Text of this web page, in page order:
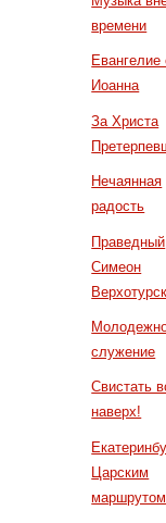
времени
Евангелие
Иоанна
За Христа
Нечаянная
радость
Праведный
Симеон
служение
Свистать
наверх!
Царским
маршрутом